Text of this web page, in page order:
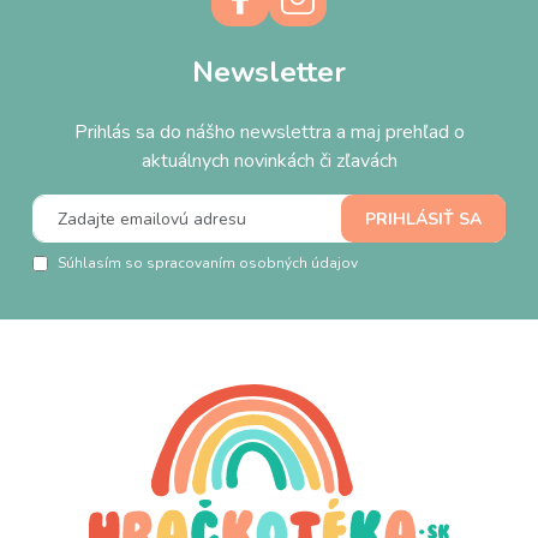
Newsletter
Prihlás sa do nášho newslettra a maj prehľad o
aktuálnych novinkách či zľavách
Súhlasím so spracovaním osobných údajov